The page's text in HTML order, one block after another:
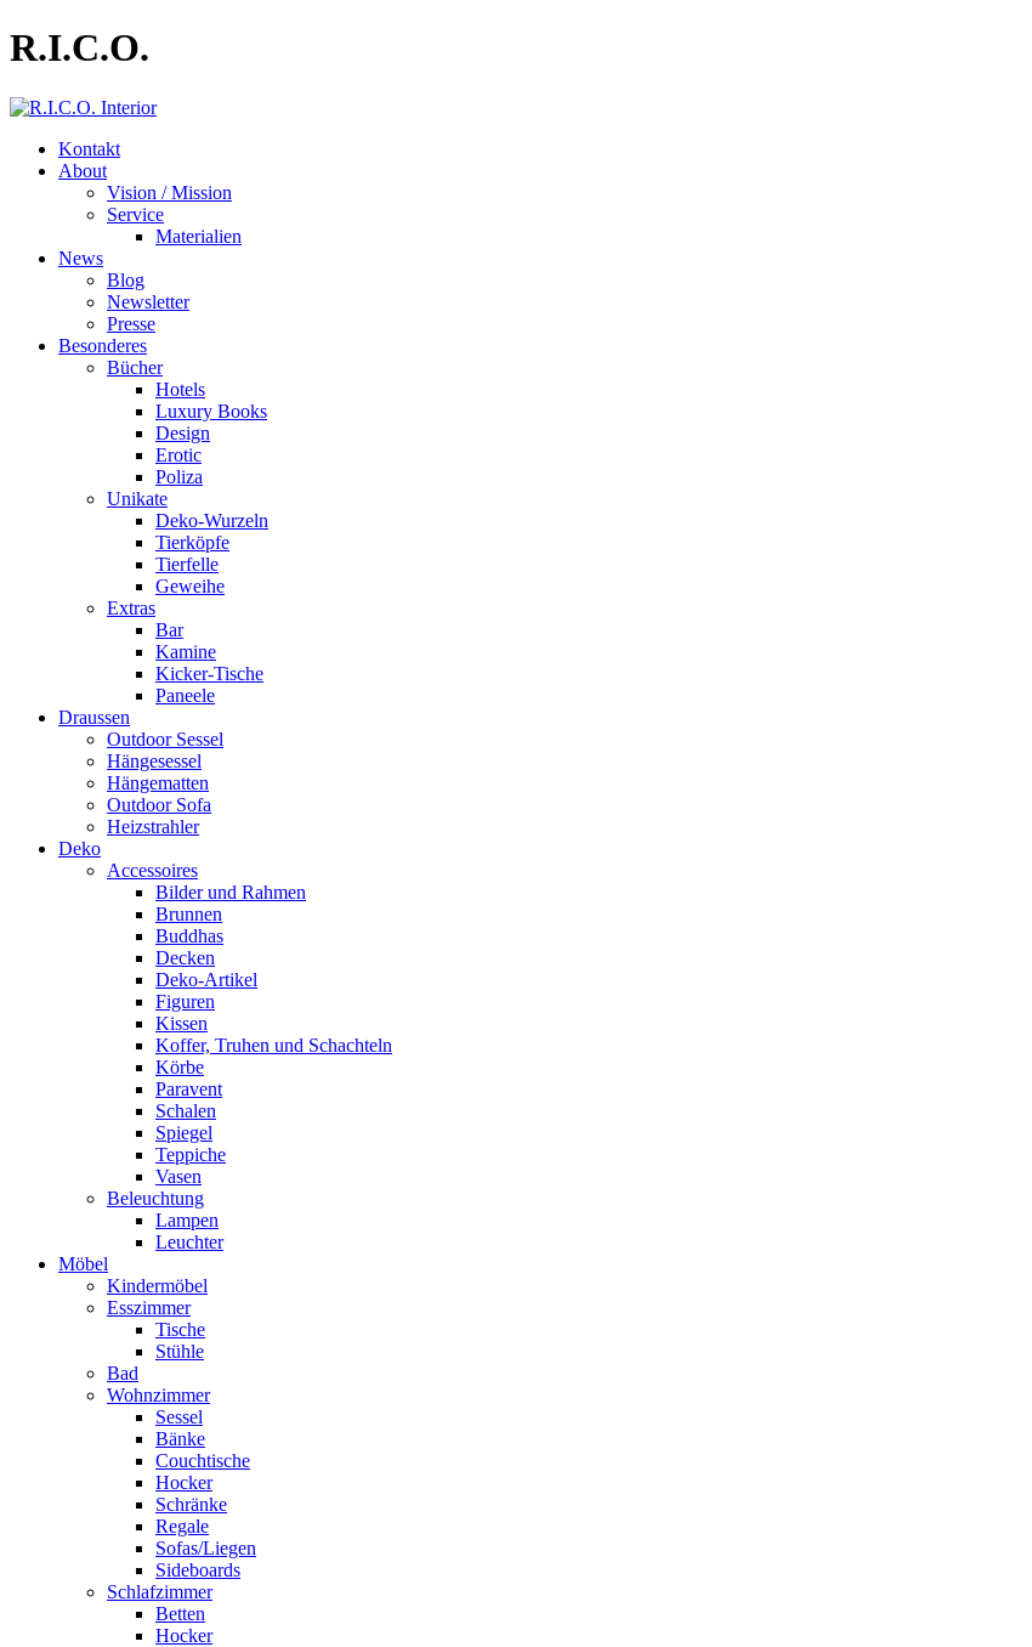
R.I.C.O.
Kontakt
About
Vision / Mission
Service
Materialien
News
Blog
Newsletter
Presse
Besonderes
Bücher
Hotels
Luxury Books
Design
Erotic
Poliza
Unikate
Deko-Wurzeln
Tierköpfe
Tierfelle
Geweihe
Extras
Bar
Kamine
Kicker-Tische
Paneele
Draussen
Outdoor Sessel
Hängesessel
Hängematten
Outdoor Sofa
Heizstrahler
Deko
Accessoires
Bilder und Rahmen
Brunnen
Buddhas
Decken
Deko-Artikel
Figuren
Kissen
Koffer, Truhen und Schachteln
Körbe
Paravent
Schalen
Spiegel
Teppiche
Vasen
Beleuchtung
Lampen
Leuchter
Möbel
Kindermöbel
Esszimmer
Tische
Stühle
Bad
Wohnzimmer
Sessel
Bänke
Couchtische
Hocker
Schränke
Regale
Sofas/Liegen
Sideboards
Schlafzimmer
Betten
Hocker